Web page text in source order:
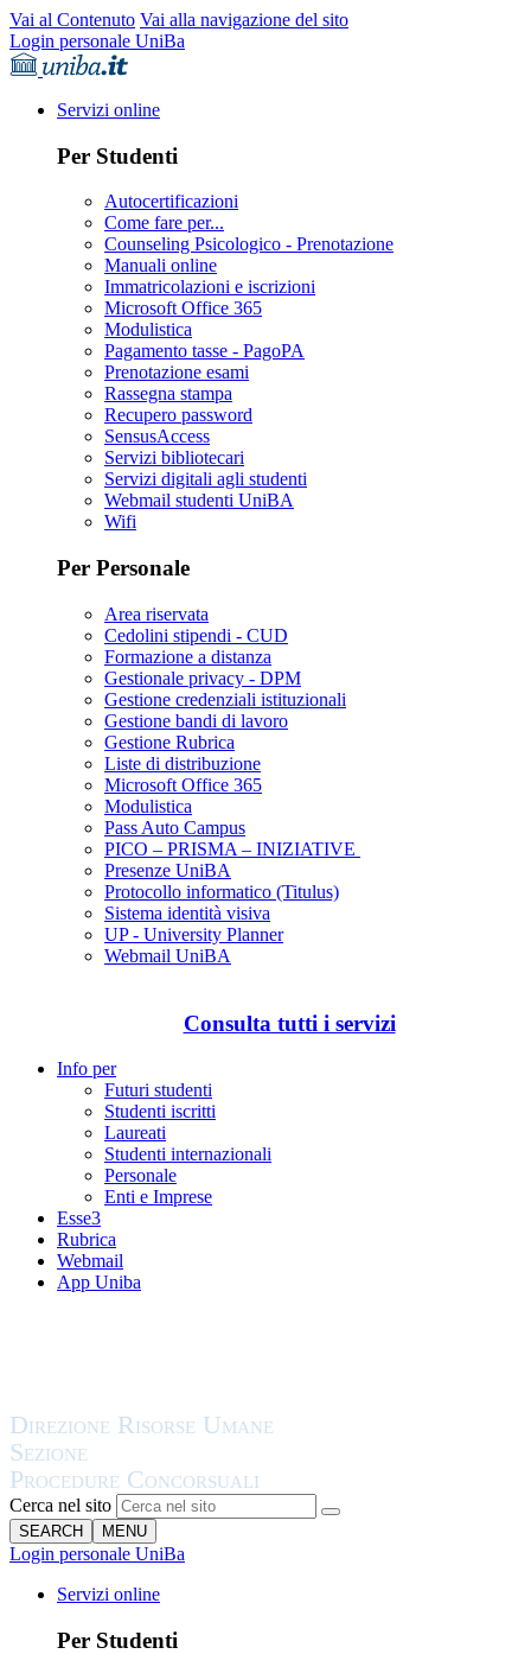
Vai al Contenuto Vai alla navigazione del sito
Login personale UniBa
Servizi online
Per Studenti
Autocertificazioni
Come fare per...
Counseling Psicologico - Prenotazione
Manuali online
Immatricolazioni e iscrizioni
Microsoft Office 365
Modulistica
Pagamento tasse - PagoPA
Prenotazione esami
Rassegna stampa
Recupero password
SensusAccess
Servizi bibliotecari
Servizi digitali agli studenti
Webmail studenti UniBA
Wifi
Per Personale
Area riservata
Cedolini stipendi - CUD
Formazione a distanza
Gestionale privacy - DPM
Gestione credenziali istituzionali
Gestione bandi di lavoro
Gestione Rubrica
Liste di distribuzione
Microsoft Office 365
Modulistica
Pass Auto Campus
PICO – PRISMA – INIZIATIVE
Presenze UniBA
Protocollo informatico (Titulus)
Sistema identità visiva
UP - University Planner
Webmail UniBA
Consulta tutti i servizi
Info per
Futuri studenti
Studenti iscritti
Laureati
Studenti internazionali
Personale
Enti e Imprese
Esse3
Rubrica
Webmail
App Uniba
Cerca nel sito
SEARCH MENU
Login personale UniBa
Servizi online
Per Studenti